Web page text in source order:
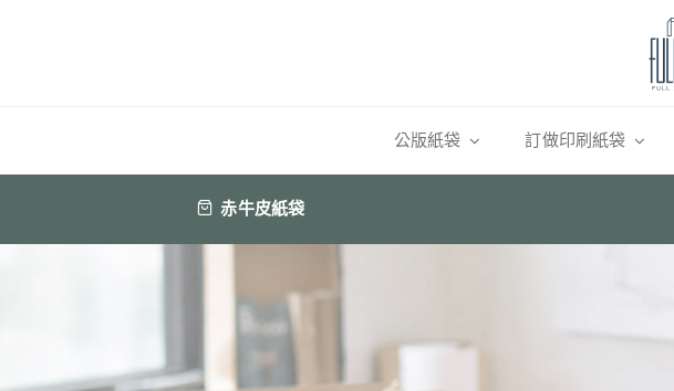
公版紙袋 訂做印刷紙袋
赤牛皮紙袋